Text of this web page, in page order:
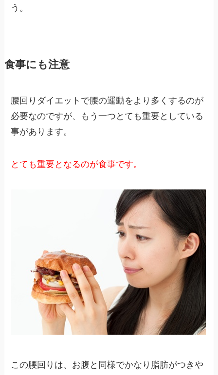
う。
食事にも注意
腰回りダイエットで腰の運動をより多くするのが
必要なのですが、もう一つとても重要としている
事があります。
とても重要となるのが食事です。
この腰回りは、お腹と同様でかなり脂肪がつきや